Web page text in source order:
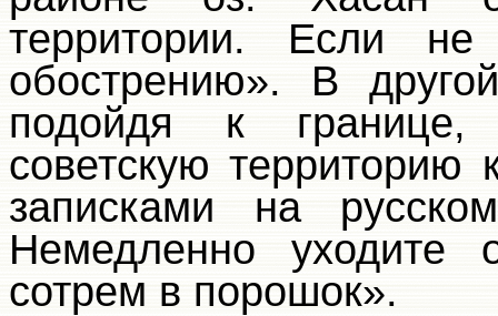
территории. Если
обострению». В
подойдя к границе,
советскую
записками на
Немедленно
сотрем в порошок».